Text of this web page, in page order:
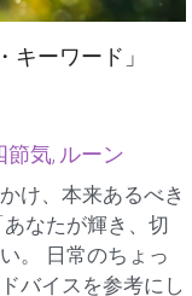
キーワード」
節気,ルーン